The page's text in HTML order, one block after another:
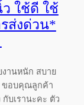
ใช้ดี ใช้
ส่งด่วน*
านหนัก สบาย
ขอบคุณลูกค้า
บเรานะคะ ตัว